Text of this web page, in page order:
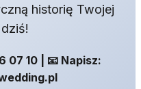
historię Twojej
07 10 | 📧 Napisz: